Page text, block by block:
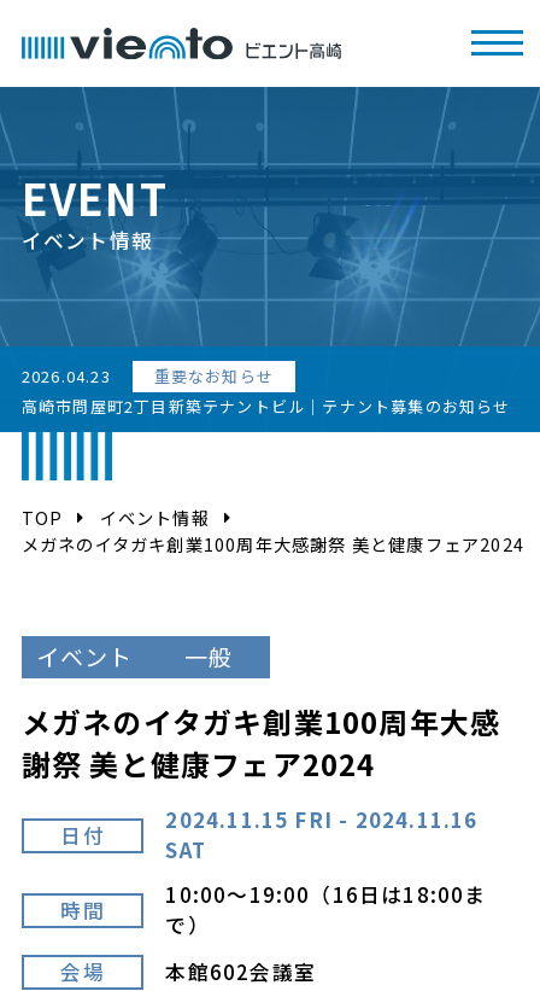
EVENT
イベント情報
2026.04.23
重要なお知らせ
高崎市問屋町2丁目新築テナントビル｜テナント募集のお知らせ
TOP
イベント情報
メガネのイタガキ創業100周年大感謝祭 美と健康フェア2024
イベント 一般
メガネのイタガキ創業100周年大感
謝祭 美と健康フェア2024
日付
2024.11.15 FRI - 2024.11.16
SAT
時間
10:00～19:00（16日は18:00ま
で）
会場
本館602会議室